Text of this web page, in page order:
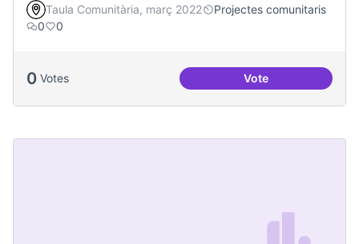
Taula Comunitària, març 2022
Projectes comunitaris
0
0
0 Votes VoteProjecte Radars